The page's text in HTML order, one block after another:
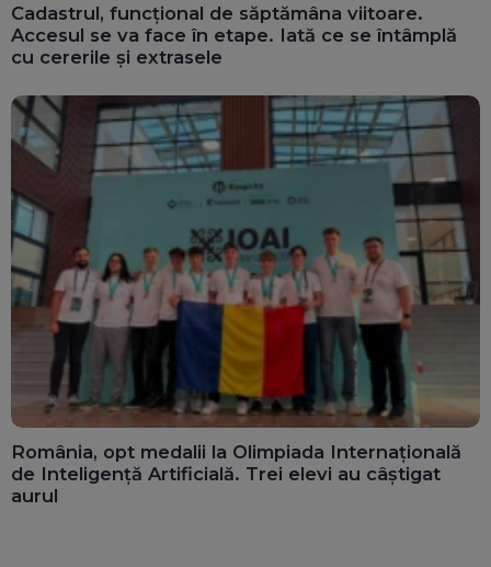
Cadastrul, funcțional de săptămâna viitoare.
Accesul se va face în etape. Iată ce se întâmplă
cu cererile și extrasele
România, opt medalii la Olimpiada Internațională
de Inteligență Artificială. Trei elevi au câștigat
aurul